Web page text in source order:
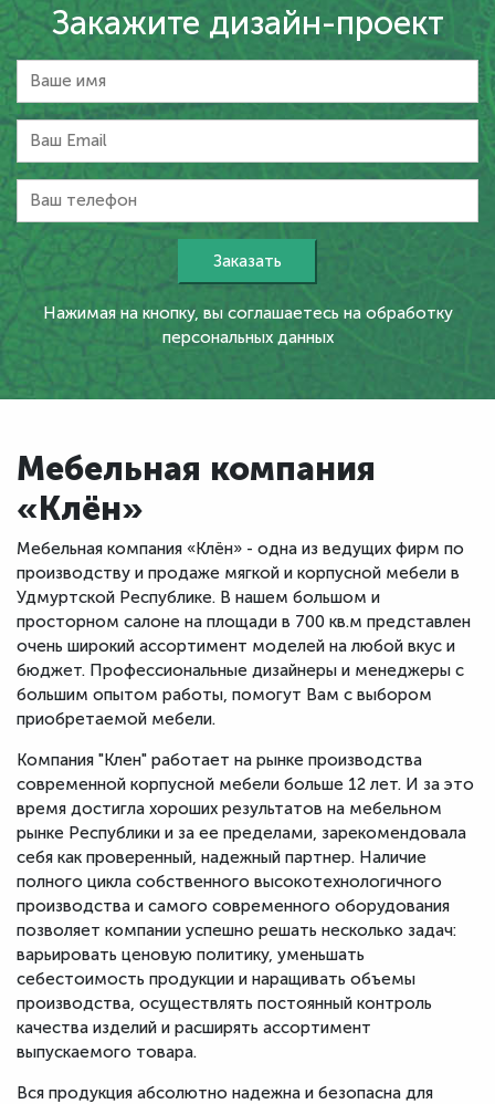
Закажите дизайн-проект
Нажимая на кнопку, вы соглашаетесь на обработку
персональных данных
Мебельная компания
«Клён»
Мебельная компания «Клён» - одна из ведущих фирм по
производству и продаже мягкой и корпусной мебели в
Удмуртской Республике. В нашем большом и
просторном салоне на площади в 700 кв.м представлен
очень широкий ассортимент моделей на любой вкус и
бюджет. Профессиональные дизайнеры и менеджеры с
большим опытом работы, помогут Вам с выбором
приобретаемой мебели.
Компания "Клен" работает на рынке производства
современной корпусной мебели больше 12 лет. И за это
время достигла хороших результатов на мебельном
рынке Республики и за ее пределами, зарекомендовала
себя как проверенный, надежный партнер. Наличие
полного цикла собственного высокотехнологичного
производства и самого современного оборудования
позволяет компании успешно решать несколько задач:
варьировать ценовую политику, уменьшать
себестоимость продукции и наращивать объемы
производства, осуществлять постоянный контроль
качества изделий и расширять ассортимент
выпускаемого товара.
Вся продукция абсолютно надежна и безопасна для